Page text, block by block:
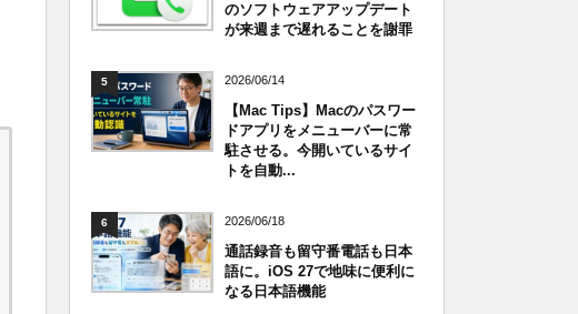
のソフトウェアアップデート
が来週まで遅れることを謝罪
5 2026/06/14
【Mac Tips】Macのパスワー
ドアプリをメニューバーに常
駐させる。今開いているサイ
トを自動...
6 2026/06/18
通話録音も留守番電話も日本
語に。iOS 27で地味に便利に
なる日本語機能